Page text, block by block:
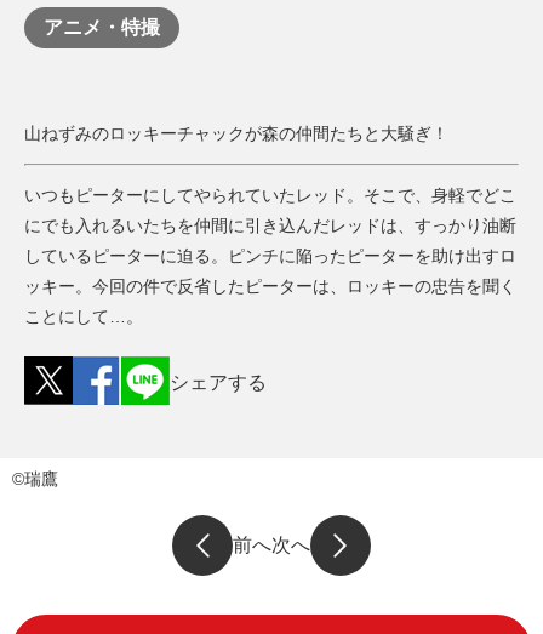
アニメ・特撮
山ねずみのロッキーチャックが森の仲間たちと大騒ぎ！
いつもピーターにしてやられていたレッド。そこで、身軽でどこ
にでも入れるいたちを仲間に引き込んだレッドは、すっかり油断
しているピーターに迫る。ピンチに陥ったピーターを助け出すロ
ッキー。今回の件で反省したピーターは、ロッキーの忠告を聞く
ことにして…。
シェアする
©瑞鷹
前へ次へ